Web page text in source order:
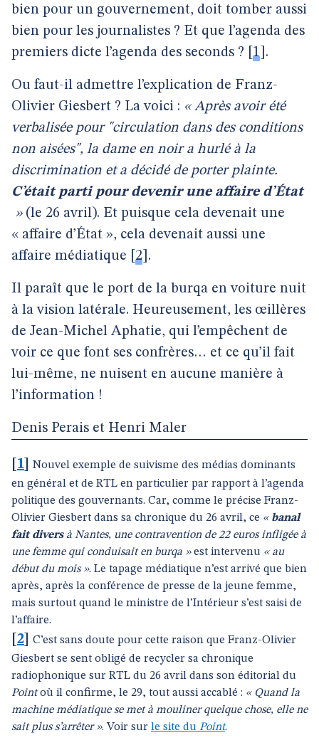
bien pour un gouvernement, doit tomber aussi
bien pour les journalistes ? Et que l’agenda des
premiers dicte l’agenda des seconds ?
1 .
Ou faut-il admettre l’explication de Franz-
Olivier Giesbert ? La voici : « Après avoir été
verbalisée pour "circulation dans des conditions
non aisées", la dame en noir a hurlé à la
discrimination et a décidé de porter plainte.
C’était parti pour devenir une affaire d’État
»(le 26 avril). Et puisque cela devenait une
« affaire d’État », cela devenait aussi une
affaire médiatique
2 .
Il paraît que le port de la burqa en voiture nuit
à la vision latérale. Heureusement, les œillères
de Jean-Michel Aphatie, qui l’empêchent de
voir ce que font ses confrères… et ce qu’il fait
lui-même, ne nuisent en aucune manière à
l’information !
Denis Perais et Henri Maler
1
Nouvel exemple de suivisme des médias dominants
en général et de RTL en particulier par rapport à l’agenda
politique des gouvernants. Car, comme le précise Franz-
Olivier Giesbert dans sa chronique du 26 avril, ce « banal
fait diversà Nantes, une contravention de 22 euros infligée à
une femme qui conduisait en burqa »est intervenu « au
début du mois ». Le tapage médiatique n’est arrivé que bien
après, après la conférence de presse de la jeune femme,
mais surtout quand le ministre de l’Intérieur s’est saisi de
l’affaire.
2
C’est sans doute pour cette raison que Franz-Olivier
Giesbert se sent obligé de recycler sa chronique
radiophonique sur RTL du 26 avril dans son éditorial du
Pointoù il confirme, le 29, tout aussi accablé : « Quand la
machine médiatique se met à mouliner quelque chose, elle ne
sait plus s’arrêter ». Voir sur le site du Point.